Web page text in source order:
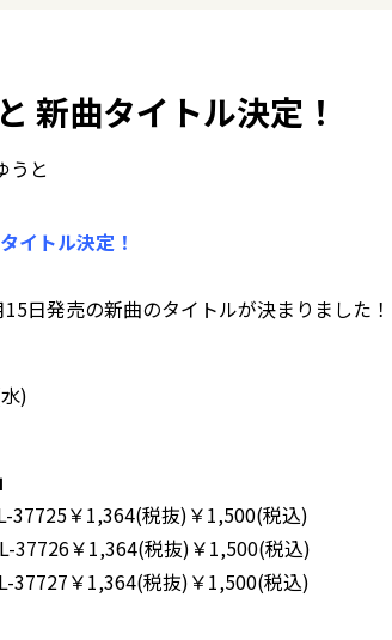
新曲タイトル決定！
うと
イトル決定！
日発売の新曲のタイトルが決まりました！
)
37725￥1,364(税抜)￥1,500(税込)
37726￥1,364(税抜)￥1,500(税込)
37727￥1,364(税抜)￥1,500(税込)